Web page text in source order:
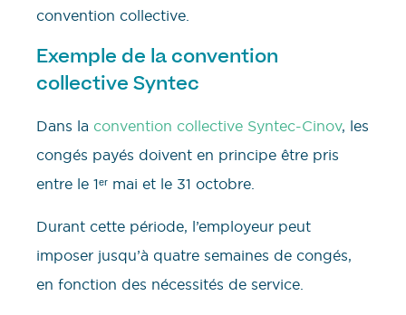
convention collective.
Exemple de la convention
collective Syntec
Dans la convention collective Syntec-Cinov, les
congés payés doivent en principe être pris
entre le 1ᵉʳ mai et le 31 octobre.
Durant cette période, l’employeur peut
imposer jusqu’à quatre semaines de congés,
en fonction des nécessités de service.